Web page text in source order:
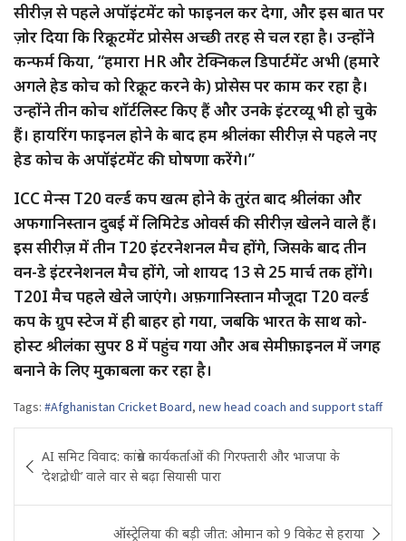
सीरीज़ से पहले अपॉइंटमेंट को फाइनल कर देगा, और इस बात पर
ज़ोर दिया कि रिक्रूटमेंट प्रोसेस अच्छी तरह से चल रहा है। उन्होंने
कन्फर्म किया, “हमारा HR और टेक्निकल डिपार्टमेंट अभी (हमारे
अगले हेड कोच को रिक्रूट करने के) प्रोसेस पर काम कर रहा है।
उन्होंने तीन कोच शॉर्टलिस्ट किए हैं और उनके इंटरव्यू भी हो चुके
हैं। हायरिंग फाइनल होने के बाद हम श्रीलंका सीरीज़ से पहले नए
हेड कोच के अपॉइंटमेंट की घोषणा करेंगे।”
ICC मेन्स T20 वर्ल्ड कप खत्म होने के तुरंत बाद श्रीलंका और
अफगानिस्तान दुबई में लिमिटेड ओवर्स की सीरीज़ खेलने वाले हैं।
इस सीरीज़ में तीन T20 इंटरनेशनल मैच होंगे, जिसके बाद तीन
वन-डे इंटरनेशनल मैच होंगे, जो शायद 13 से 25 मार्च तक होंगे।
T20I मैच पहले खेले जाएंगे। अफ़गानिस्तान मौजूदा T20 वर्ल्ड
कप के ग्रुप स्टेज में ही बाहर हो गया, जबकि भारत के साथ को-
होस्ट श्रीलंका सुपर 8 में पहुंच गया और अब सेमीफ़ाइनल में जगह
बनाने के लिए मुकाबला कर रहा है।
Tags: #Afghanistan Cricket Board, new head coach and support staff
navigation
AI समिट विवाद: कांग्रेस कार्यकर्ताओं की गिरफ्तारी और भाजपा के
‘देशद्रोधी’ वाले वार से बढ़ा सियासी पारा
ऑस्ट्रेलिया की बड़ी जीत: ओमान को 9 विकेट से हराया